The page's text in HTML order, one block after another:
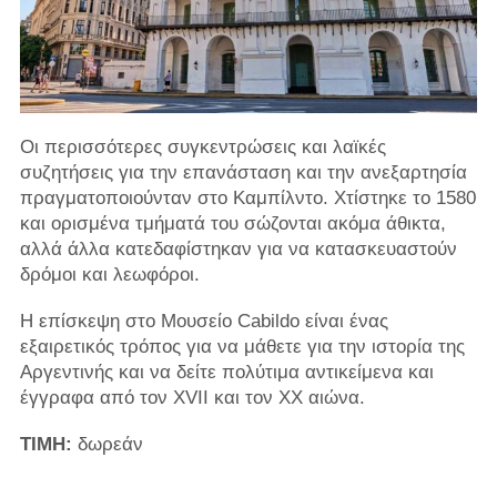
Οι περισσότερες συγκεντρώσεις και λαϊκές
συζητήσεις για την επανάσταση και την ανεξαρτησία
πραγματοποιούνταν στο Καμπίλντο. Χτίστηκε το 1580
και ορισμένα τμήματά του σώζονται ακόμα άθικτα,
αλλά άλλα κατεδαφίστηκαν για να κατασκευαστούν
δρόμοι και λεωφόροι.
Η επίσκεψη στο Μουσείο Cabildo είναι ένας
εξαιρετικός τρόπος για να μάθετε για την ιστορία της
Αργεντινής και να δείτε πολύτιμα αντικείμενα και
έγγραφα από τον XVII και τον XX αιώνα.
ΤΙΜΗ: δωρεάν